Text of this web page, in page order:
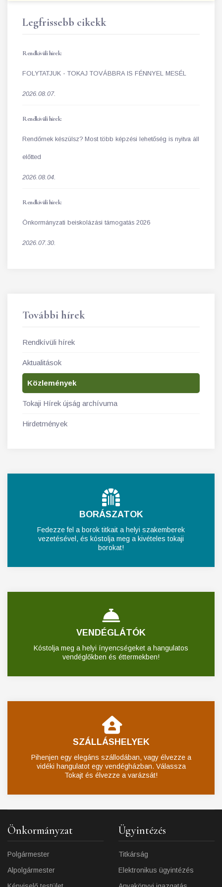
Legfrissebb cikekk
Rendkívüli hírek:
FOLYTATJUK - TOKAJ TOVÁBBRA IS FÉNNYEL MESÉL
2026.08.07.
Rendkívüli hírek:
Rendőrnek készülsz? Most több képzési lehetőség is nyitva áll
előtted
2026.08.04.
Rendkívüli hírek:
Önkormányzati beiskolázási támogatás 2026
2026.07.30.
További hírek
Rendkívüli hírek
Aktualitások
Közlemények
Tokaji Hírek újság archívuma
Hirdetmények
BORÁSZATOK
Fedezze fel a borok titkait a helyi szakemberek
vezetésével, és kóstolja meg a kivételes tokaji
borokat!
VENDÉGLÁTÓK
Kóstolja meg a helyi ínyencségeket a hangulatos
vendéglőkben és éttermekben!
SZÁLLÁSHELYEK
Pihenjen egy elegáns szállodában, vagy élvezze a
vidéki hangulatot egy vendégházban. Válassza
Tokajt és élvezze a varázsát!
Önkormányzat
Polgármester
Alpolgármester
Ügyintézés
Titkárság
Elektronikus ügyintézés